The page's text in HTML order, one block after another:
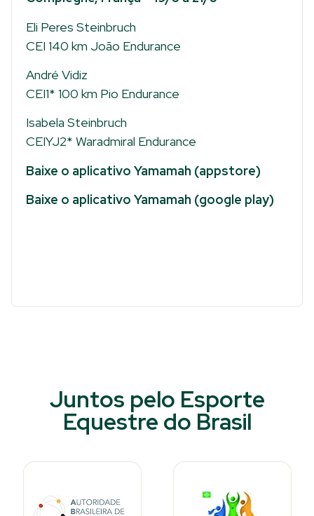
Eli Peres Steinbruch
CEI 140 km João Endurance
André Vidiz
CEI1* 100 km Pio Endurance
Isabela Steinbruch
CEIYJ2* Waradmiral Endurance
Baixe o aplicativo Yamamah (appstore)
Baixe o aplicativo Yamamah (google play)
Juntos pelo Esporte
Equestre do Brasil